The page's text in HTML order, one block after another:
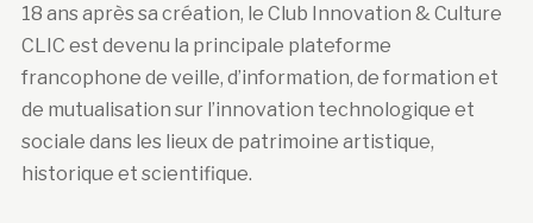
18 ans après sa création, le Club Innovation & Culture
CLIC est devenu la principale plateforme
francophone de veille, d’information, de formation et
de mutualisation sur l’innovation technologique et
sociale dans les lieux de patrimoine artistique,
historique et scientifique.